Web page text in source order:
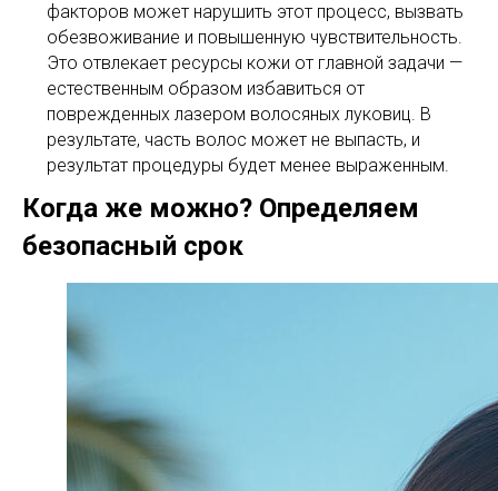
факторов может нарушить этот процесс, вызвать
обезвоживание и повышенную чувствительность.
Это отвлекает ресурсы кожи от главной задачи —
естественным образом избавиться от
поврежденных лазером волосяных луковиц. В
результате, часть волос может не выпасть, и
результат процедуры будет менее выраженным.
Когда же можно? Определяем
безопасный срок